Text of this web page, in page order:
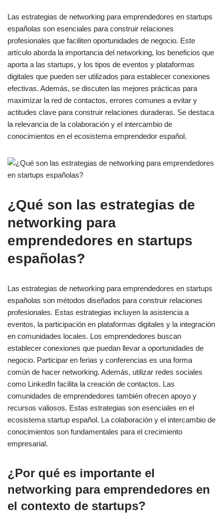
Las estrategias de networking para emprendedores en startups
españolas son esenciales para construir relaciones
profesionales que faciliten oportunidades de negocio. Este
artículo aborda la importancia del networking, los beneficios que
aporta a las startups, y los tipos de eventos y plataformas
digitales que pueden ser utilizados para establecer conexiones
efectivas. Además, se discuten las mejores prácticas para
maximizar la red de contactos, errores comunes a evitar y
actitudes clave para construir relaciones duraderas. Se destaca
la relevancia de la colaboración y el intercambio de
conocimientos en el ecosistema emprendedor español.
¿Qué son las estrategias de
networking para
emprendedores en startups
españolas?
Las estrategias de networking para emprendedores en startups
españolas son métodos diseñados para construir relaciones
profesionales. Estas estrategias incluyen la asistencia a
eventos, la participación en plataformas digitales y la integración
en comunidades locales. Los emprendedores buscan
establecer conexiones que puedan llevar a oportunidades de
negocio. Participar en ferias y conferencias es una forma
común de hacer networking. Además, utilizar redes sociales
como LinkedIn facilita la creación de contactos. Las
comunidades de emprendedores también ofrecen apoyo y
recursos valiosos. Estas estrategias son esenciales en el
ecosistema startup español. La colaboración y el intercambio de
conocimientos son fundamentales para el crecimiento
empresarial.
¿Por qué es importante el
networking para emprendedores en
el contexto de startups?